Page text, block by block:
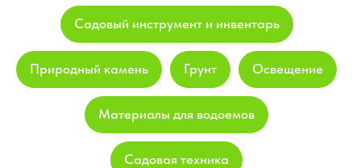
Садовый инструмент и инвентарь
Природный камень Грунт Освещение
Материалы для водоемов
Садовая техника